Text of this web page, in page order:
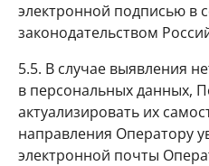
электронной подписью в
законодательством
5.5. В случае выявления
в персональных данных,
актуализировать их
направления Оператору
электронной почты